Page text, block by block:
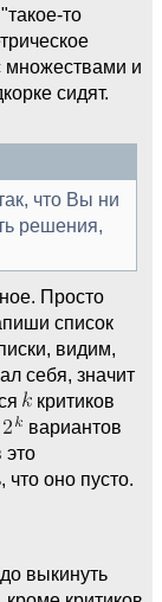
то
множествами и
сидят.
что Вы ни
решения,
Просто
список
видим,
себя, значит
критиков
вариантов
это
что оно пусто.
выкинуть